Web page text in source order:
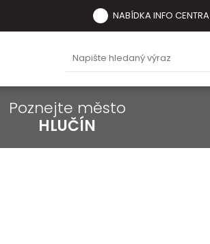
NABÍDKA INFO CENTRA
Poznejte město
HLUČÍN